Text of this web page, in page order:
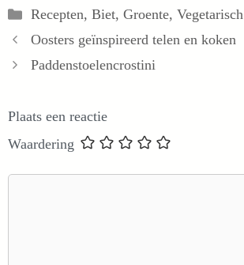
Categorieën
Recepten, Biet, Groente, Vegetarisch
Oosters geïnspireerd telen en koken
Paddenstoelencrostini
Plaats een reactie
Waardering